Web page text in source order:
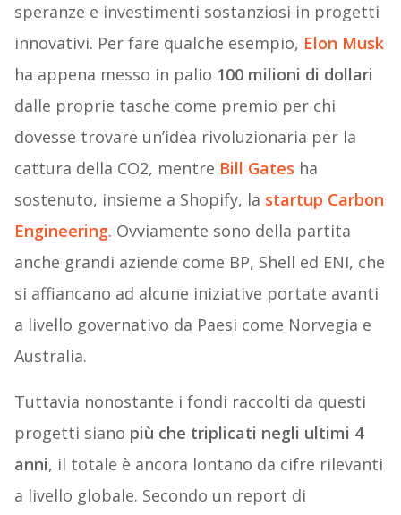
speranze e investimenti sostanziosi in progetti
innovativi. Per fare qualche esempio, Elon Musk
ha appena messo in palio 100 milioni di dollari
dalle proprie tasche come premio per chi
dovesse trovare un’idea rivoluzionaria per la
cattura della CO2, mentre Bill Gates ha
sostenuto, insieme a Shopify, la startup Carbon
Engineering. Ovviamente sono della partita
anche grandi aziende come BP, Shell ed ENI, che
si affiancano ad alcune iniziative portate avanti
a livello governativo da Paesi come Norvegia e
Australia.
Tuttavia nonostante i fondi raccolti da questi
progetti siano più che triplicati negli ultimi 4
anni, il totale è ancora lontano da cifre rilevanti
a livello globale. Secondo un report di